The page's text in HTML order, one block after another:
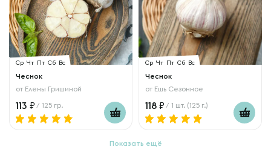
Ср Чт Пт Сб Вс
Чеснок
от Елены Гришиной
113 / 125 гр.
Ср Чт Пт Сб Вс
Чеснок
от Ешь Сезонное
118 / 1 шт. (125 г.)
Показать ещё